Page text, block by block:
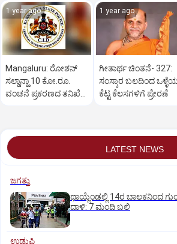
1 year ago
Mangaluru: ರೋಶನ್‌
ಸಲ್ಡಾನ್ಹಾ 10 ಕೋ.ರೂ.
ವಂಚನೆ ಪ್ರಕರಣದ ತನಿಖೆ
1 year ago
ಗೀತಾರ್ಥ ಚಿಂತನೆ- 327:
ಸಂಸ್ಕಾರ ಬಲದಿಂದ
ಕೆಟ್ಟ ಕೆಲಸಗಳಿಗೆ ಪ್ರೇರಣೆ
LATEST NEWS
ಜಗತ್ತು
ಥಾಯ್ಲೆಂಡಲ್ಲಿ 14ರ ಬಾಲಕನಿಂದ
ದಾಳಿ: 7 ಮಂದಿ ಬಲಿ
ಉಡುಪಿ